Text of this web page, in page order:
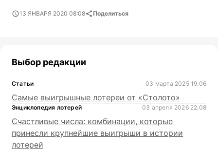
13 ЯНВАРЯ 2020 08:08 Поделиться
Выбор редакции
Статьи 03 марта 2025 19:06
Самые выигрышные лотереи от «Столото»
Энциклопедия лотерей 03 апреля 2026 22:08
Счастливые числа: комбинации, которые
принесли крупнейшие выигрыши в истории
лотерей